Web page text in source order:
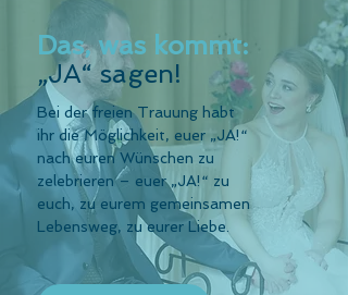
Das, was kommt:
„JA“ sagen!
Bei der freien Trauung habt
ihr die Möglichkeit, euer „JA!“
nach euren Wünschen zu
zelebrieren – euer „JA!“ zu
euch, zu eurem gemeinsamen
Lebensweg, zu eurer Liebe.